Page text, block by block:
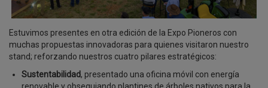
Estuvimos presentes en otra edición de la Expo Pioneros con
muchas propuestas innovadoras para quienes visitaron nuestro
stand; reforzando nuestros cuatro pilares estratégicos:
Sustentabilidad, presentado una oficina móvil con energía